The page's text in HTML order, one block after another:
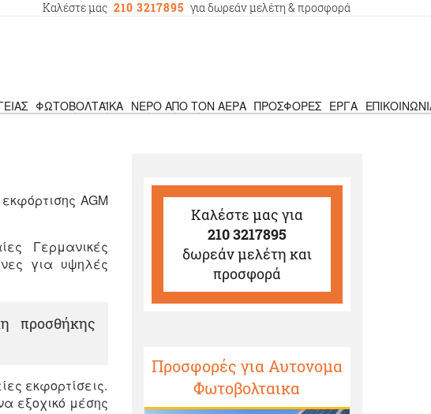
Καλέστε μας 210 3217895 για δωρεάν μελέτη & προσφορά
ΦΩΤΟΒΟΛΤΑΪΚΆ ΝΕΡΌ ΑΠΌ ΤΟΝ ΑΈΡΑ ΠΡΟΣΦΟΡΈΣ ΈΡΓΑ
Συσσωρευτές αυτόνομων φωτοβολταϊκών
›
AGM
Γερμανικές
για υψηλές
προσθήκης
εκφορτίσεις.
εξοχικό μέσης
Καλέστε μας
210 3217895
για
δωρεάν μελέτη και
προσφορά
Προσφορές για Αυτονομα
Φωτοβολταικα